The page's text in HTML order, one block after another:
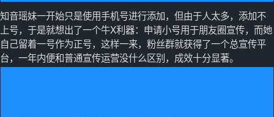
知音瑶妹一开始只是使用手机号进行添加，但由于人太多，添加不
上号，于是就想出了一个牛X利器：申请小号用于朋友圈宣传，而她
自己留着一号作为正号，这样一来，粉丝群就获得了一个总宣传平
台，一年内便和普通宣传运营没什么区别，成效十分显著。